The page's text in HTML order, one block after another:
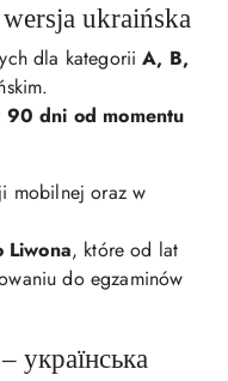
ukraińska
dla kategoriiA, B,
90 dni od momentu
mobilnej oraz w
Liwona, które od lat
do egzaminów